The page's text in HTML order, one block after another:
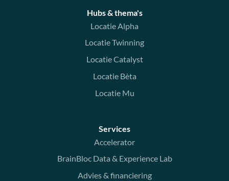
Hubs & thema's
Locatie Alpha
Locatie Twinning
Locatie Catalyst
Locatie Bèta
Locatie Mu
Services
Accelerator
BrainBloc Data & Experience Lab
Advies & financiering